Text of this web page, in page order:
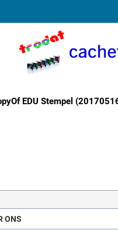
EDU Stempel
ONS